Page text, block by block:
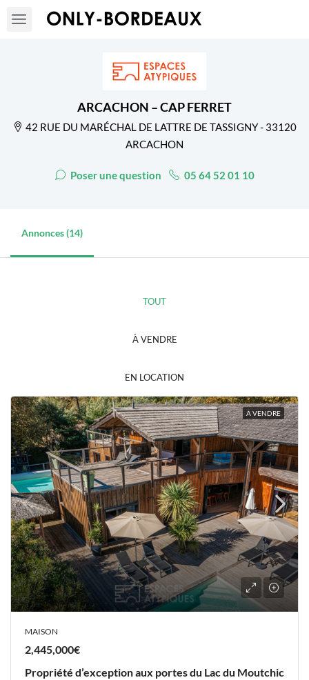
ARCACHON – CAP FERRET
42 RUE DU MARÉCHAL DE LATTRE DE TASSIGNY - 33120
ARCACHON
Poser une question 05 64 52 01 10
Annonces (14)
TOUT
À VENDRE
EN LOCATION
À VENDRE
MAISON
2,445,000€
Propriété d’exception aux portes du Lac du Moutchic